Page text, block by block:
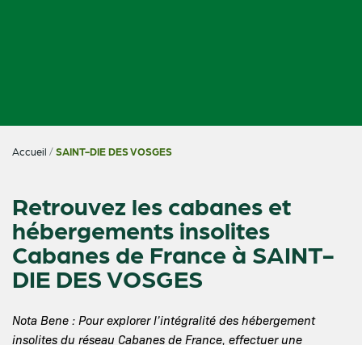
Accueil /SAINT-DIE DES VOSGES
Retrouvez les cabanes et
hébergements insolites
Cabanes de France à SAINT-
DIE DES VOSGES
Nota Bene : Pour explorer l’intégralité des hébergement
insolites du réseau Cabanes de France, effectuer une